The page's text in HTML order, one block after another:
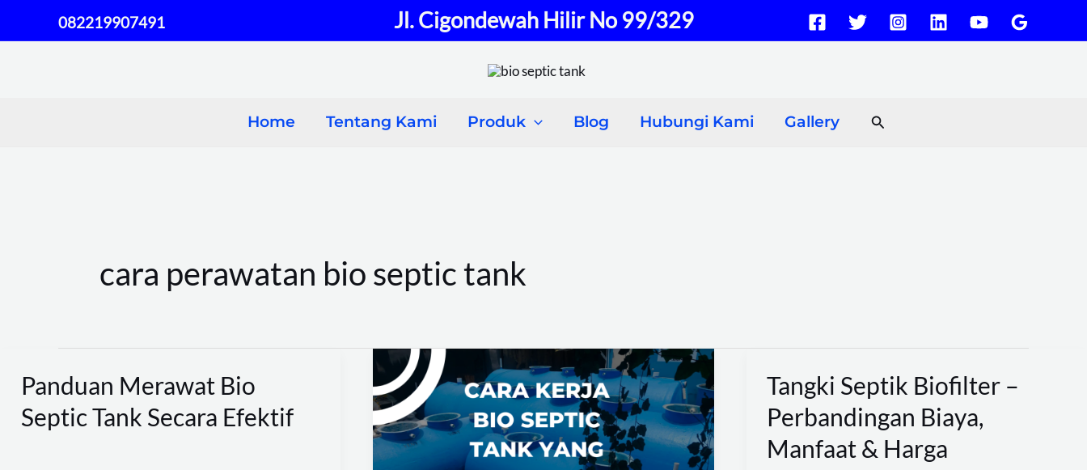
to
082219907491 Jl. Cigondewah Hilir No 99/329
Home Tentang Kami Produk Blog Hubungi Kami Gallery Search
cara perawatan bio septic tank
Panduan Merawat Bio
Septic Tank Secara Efektif
Panduan
Merawat
Bio
Cara
Kerja
Bio
Septic
Tank
Tangki Septik Biofilter –
Perbandingan Biaya,
Manfaat & Harga
Tangki
Septik
Biofilter
–